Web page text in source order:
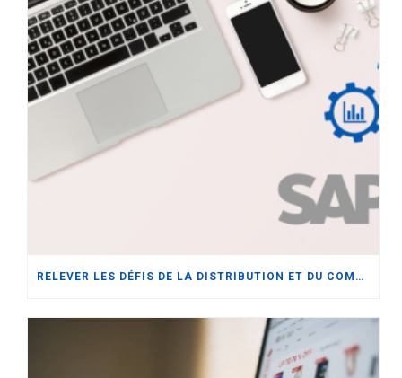
RELEVER LES DÉFIS DE LA DISTRIBUTION ET DU COMMERCE ÉLECTRONIQUE AVEC L’INTÉGRATION ERP